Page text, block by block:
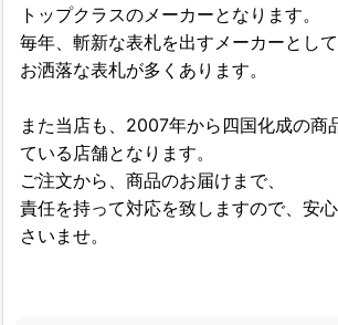
トップクラスのメーカーとなります。
毎年、斬新な表札を出すメーカーとして
お洒落な表札が多くあります。
また当店も、2007年から四国化成の商
ている店舗となります。
ご注文から、商品のお届けまで、
責任を持って対応を致しますので、安
さいませ。